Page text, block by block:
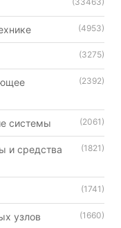
(4953)
(3275)
(2392)
системы (2061)
и средства
(1821)
(1741)
узлов (1660)